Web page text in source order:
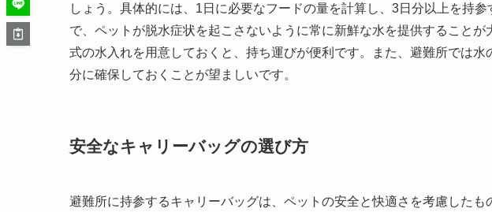
しょう。具体的には、1日に必要なフードの量を計算し、3日分以上を持
で、ペットが脱水症状を起こさないように常に新鮮な水を提供すること
式の水入れを用意しておくと、持ち運びが便利です。また、避難所では
分に確保しておくことが望ましいです。
安全なキャリーバッグの選び方
避難所に持参するキャリーバッグは、ペットの安全と快適さを考慮した